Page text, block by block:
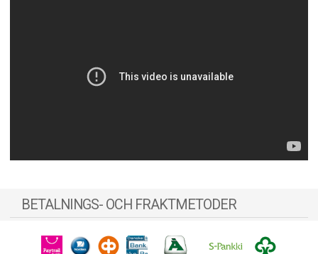
BETALNINGS- OCH FRAKTMETODER